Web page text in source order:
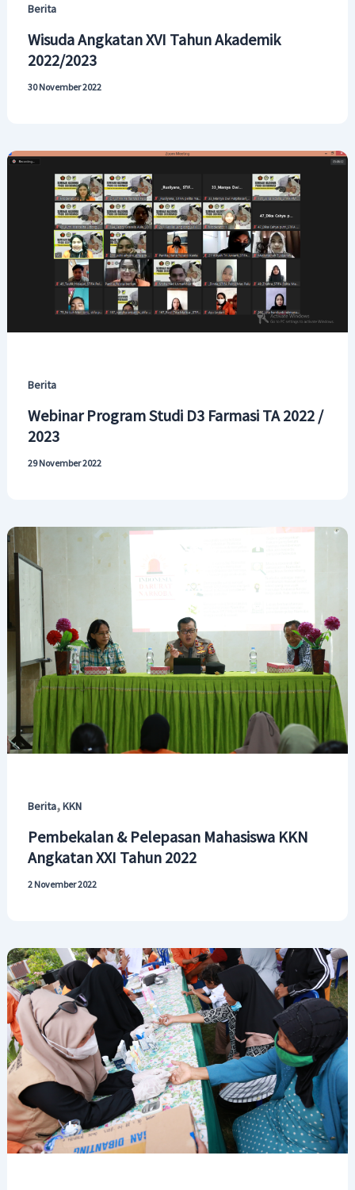
Berita
Wisuda Angkatan XVI Tahun Akademik
2022/2023
30 November 2022
Berita
Webinar Program Studi D3 Farmasi TA 2022 /
2023
29 November 2022
Berita,KKN
Pembekalan & Pelepasan Mahasiswa KKN
Angkatan XXI Tahun 2022
2 November 2022